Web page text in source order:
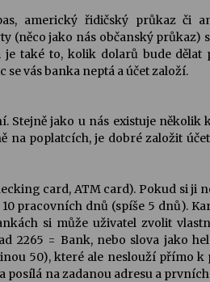
americký řidičský průkaz či
(něco jako nás občanský průkaz)
také to, kolik dolarů bude dělat
se vás banka neptá a účet založí.
Stejně jako u nás existuje několik
poplatcích, je dobré založit
card, ATM card). Pokud si ji
pracovních dnů (spíše 5 dnů).
si může uživatel zvolit
2265 = Bank, nebo slova jako
50), které ale neslouží přímo
posílá na zadanou adresu a